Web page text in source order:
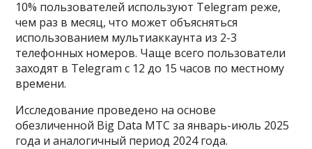
10% пользователей используют Telegram реже,
чем раз в месяц, что может объясняться
использованием мультиаккаунта из 2-3
телефонных номеров. Чаще всего пользователи
заходят в Telegram c 12 до 15 часов по местному
времени.
Исследование проведено на основе
обезличенной Big Data МТС за январь-июль 2025
года и аналогичный период 2024 года.